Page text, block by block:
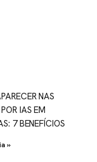
NAS
IAS EM
7 BENEFÍCIOS
»